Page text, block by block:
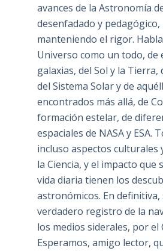
avances de la Astronomía
desenfadado y
manteniendo el rigor.
Universo como un todo, de
galaxias, del Sol y la Tierra,
del Sistema Solar y de
encontrados más allá, de
formación estelar, de
espaciales de NASA y ESA.
incluso aspectos culturales
la Ciencia, y el impacto que
vida diaria tienen los
astronómicos. En
verdadero registro de la
los medios siderales, por el
Esperamos, amigo lector,